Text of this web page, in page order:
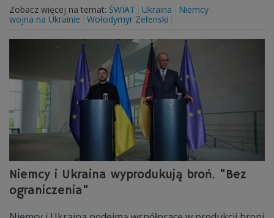
Zobacz więcej na temat: ŚWIAT Ukraina
Niemcy
wojna na Ukrainie
Wołodymyr Zełenski
Niemcy i Ukraina wyprodukują broń. "Bez
ograniczenia"